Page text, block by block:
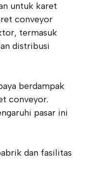
untuk karet
conveyor
termasuk
distribusi
berdampak
conveyor.
pasar ini
dan fasilitas